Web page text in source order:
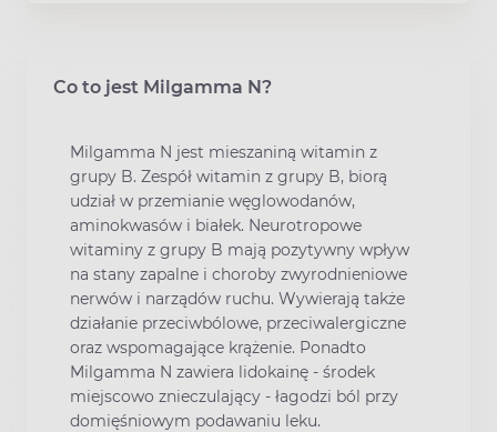
Co to jest Milgamma N?
Milgamma N jest mieszaniną witamin z
grupy B. Zespół witamin z grupy B, biorą
udział w przemianie węglowodanów,
aminokwasów i białek. Neurotropowe
witaminy z grupy B mają pozytywny wpływ
na stany zapalne i choroby zwyrodnieniowe
nerwów i narządów ruchu. Wywierają także
działanie przeciwbólowe, przeciwalergiczne
oraz wspomagające krążenie. Ponadto
Milgamma N zawiera lidokainę - środek
miejscowo znieczulający - łagodzi ból przy
domięśniowym podawaniu leku.